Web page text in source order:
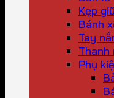
Kẹp
Bánh
Tay
Thanh
Phụ